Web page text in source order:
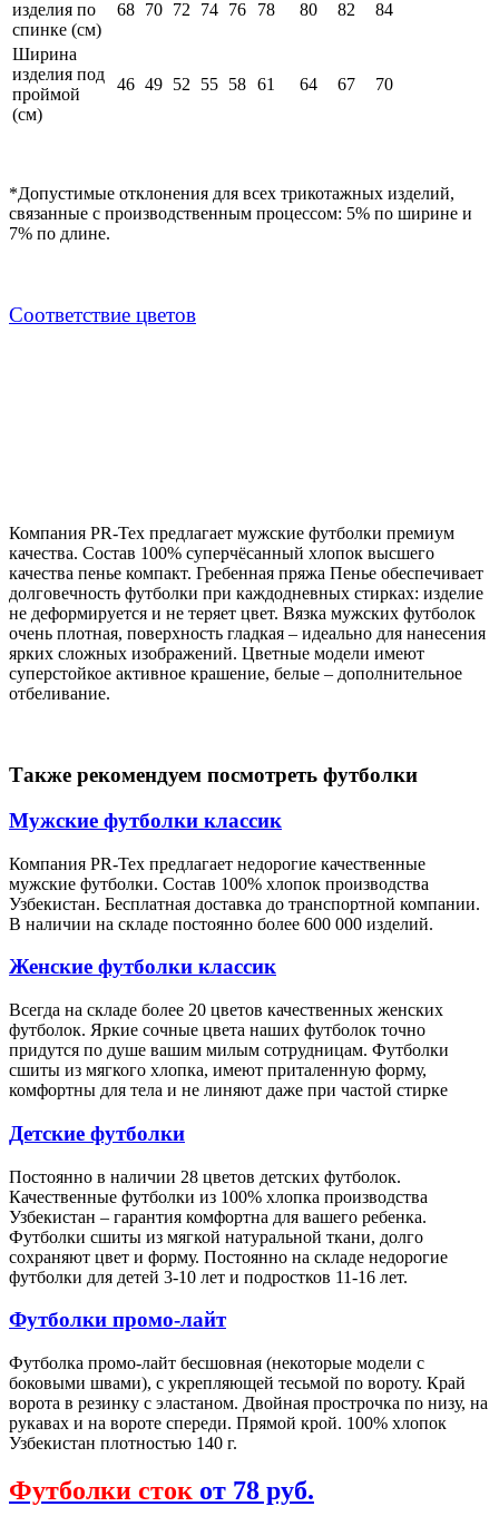
изделия по
спинке (см)
68 70 72 74 76 78 80 82 84
Ширина
изделия под
проймой
(см)
46 49 52 55 58 61 64 67 70
*Допустимые отклонения для всех трикотажных изделий,
связанные с производственным процессом: 5% по ширине и
7% по длине.
Cоответствие цветов
Компания PR-Tex предлагает мужские футболки премиум
качества. Состав 100% суперчёсанный хлопок высшего
качества пенье компакт. Гребенная пряжа Пенье обеспечивает
долговечность футболки при каждодневных стирках: изделие
не деформируется и не теряет цвет. Вязка мужских футболок
очень плотная, поверхность гладкая – идеально для нанесения
ярких сложных изображений. Цветные модели имеют
суперстойкое активное крашение, белые – дополнительное
отбеливание.
Также рекомендуем посмотреть футболки
Мужские футболки классик
Компания PR-Tex предлагает недорогие качественные
мужские футболки. Состав 100% хлопок производства
Узбекистан. Бесплатная доставка до транспортной компании.
В наличии на складе постоянно более 600 000 изделий.
Женские футболки классик
Всегда на складе более 20 цветов качественных женских
футболок. Яркие сочные цвета наших футболок точно
придутся по душе вашим милым сотрудницам. Футболки
сшиты из мягкого хлопка, имеют приталенную форму,
комфортны для тела и не линяют даже при частой стирке
Детские футболки
Постоянно в наличии 28 цветов детских футболок.
Качественные футболки из 100% хлопка производства
Узбекистан – гарантия комфортна для вашего ребенка.
Футболки сшиты из мягкой натуральной ткани, долго
сохраняют цвет и форму. Постоянно на складе недорогие
футболки для детей 3-10 лет и подростков 11-16 лет.
Футболки промо-лайт
Футболка промо-лайт бесшовная (некоторые модели с
боковыми швами), с укрепляющей тесьмой по вороту. Край
ворота в резинку с эластаном. Двойная прострочка по низу, на
рукавах и на вороте спереди. Прямой крой. 100% хлопок
Узбекистан плотностью 140 г.
Футболки сток от 78 руб.